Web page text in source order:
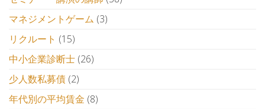
マネジメントゲーム (3)
リクルート (15)
中小企業診断士 (26)
少人数私募債 (2)
年代別の平均賃金 (8)